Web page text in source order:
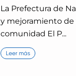
La Prefectura de
y mejoramiento de
comunidad El P...
Leer más